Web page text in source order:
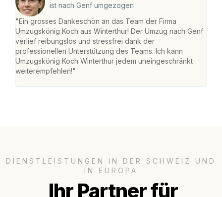
ist nach Genf umgezogen
"Ein grosses Dankeschön an das Team der Firma
Umzugskönig Koch aus Winterthur! Der Umzug nach Genf
verlief reibungslos und stressfrei dank der
professionellen Unterstützung des Teams. Ich kann
Umzugskönig Koch Winterthur jedem uneingeschränkt
weiterempfehlen!"
DIENSTLEISTUNGEN IN DER SCHWEIZ UND
IN EUROPA
Ihr Partner für